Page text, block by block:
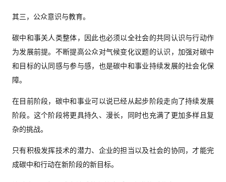
其三，公众意识与教育。
碳中和事关人类整体，因此也必须以全社会的共同认识与行动作
为发展前提。不断提高公众对气候变化议题的认识，加强对碳中
和目标的认同感与参与感，也是碳中和事业持续发展的社会化保
障。
在目前阶段，碳中和事业可以说已经从起步阶段走向了持续发展
阶段。这个阶段将更具持久、漫长，同时也充满了更加多样且复
杂的挑战。
只有积极发挥技术的潜力、企业的担当以及社会的协同，才能完
成碳中和行动在新阶段的新目标。